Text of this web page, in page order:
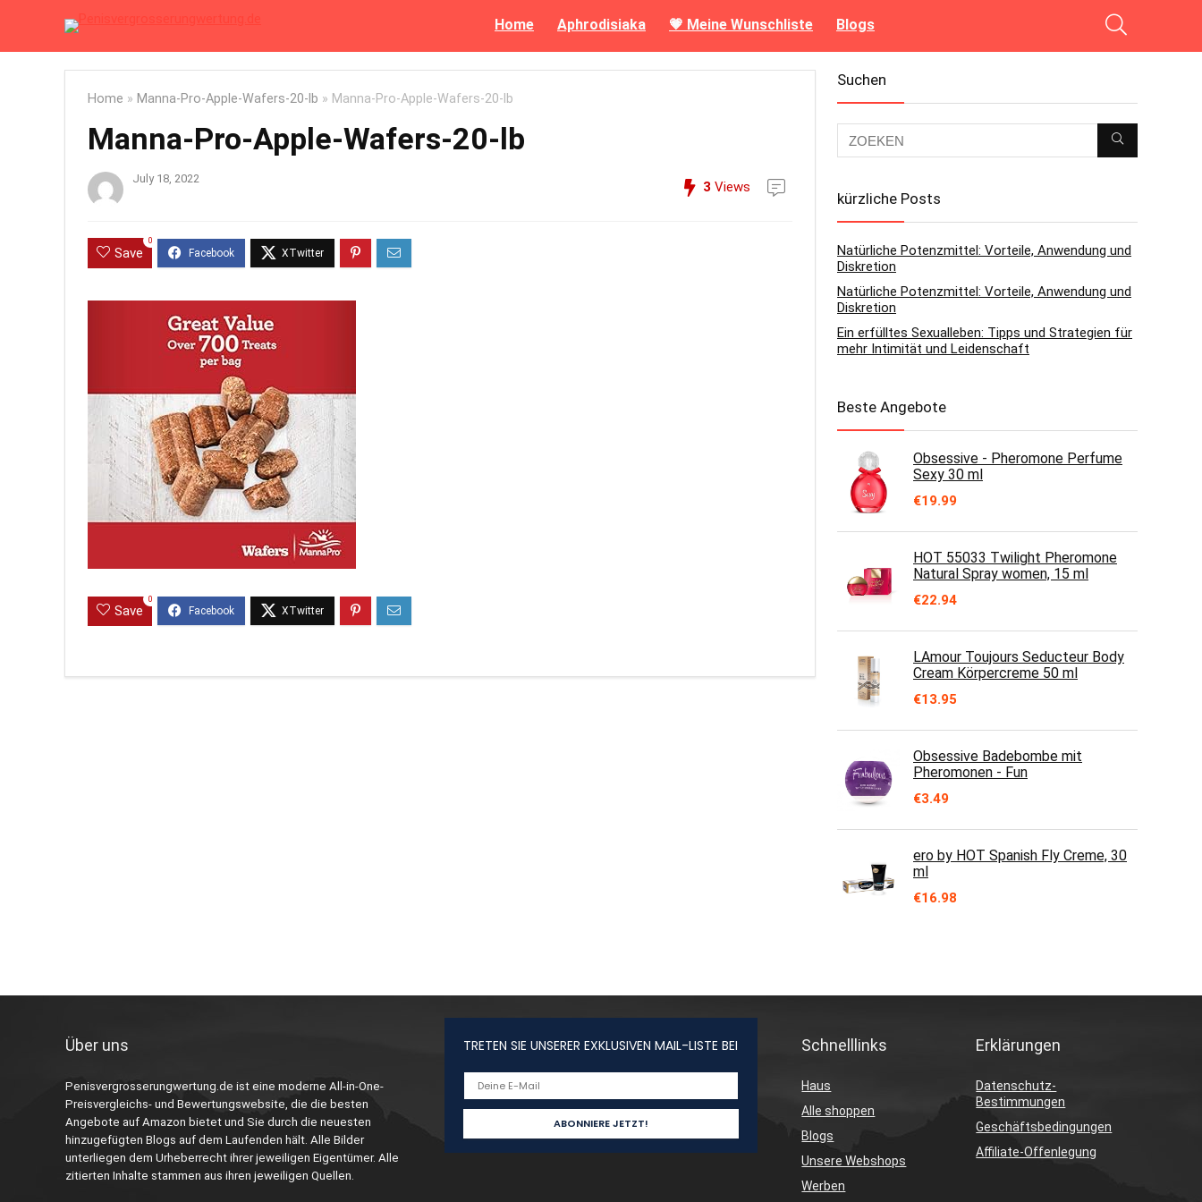
Home Aphrodisiaka 💗 Meine Wunschliste Blogs
Home » Manna-Pro-Apple-Wafers-20-lb » Manna-Pro-Apple-Wafers-20-lb
Manna-Pro-Apple-Wafers-20-lb
July 18, 2022
3 Views
Save
0
Save
0
Suchen
kürzliche Posts
Natürliche Potenzmittel: Vorteile, Anwendung und
Diskretion
Natürliche Potenzmittel: Vorteile, Anwendung und
Diskretion
Ein erfülltes Sexualleben: Tipps und Strategien für
mehr Intimität und Leidenschaft
Beste Angebote
Obsessive - Pheromone Perfume
Sexy 30 ml
€19.99
HOT 55033 Twilight Pheromone
Natural Spray women, 15 ml
€22.94
LAmour Toujours Seducteur Body
Cream Körpercreme 50 ml
€13.95
Obsessive Badebombe mit
Pheromonen - Fun
€3.49
ero by HOT Spanish Fly Creme, 30
ml
€16.98
Über uns
Penisvergrosserungwertung.de ist eine moderne All-in-One-
Preisvergleichs- und Bewertungswebsite, die die besten
Angebote auf Amazon bietet und Sie durch die neuesten
hinzugefügten Blogs auf dem Laufenden hält. Alle Bilder
unterliegen dem Urheberrecht ihrer jeweiligen Eigentümer. Alle
zitierten Inhalte stammen aus ihren jeweiligen Quellen.
TRETEN SIE UNSERER EXKLUSIVEN MAIL-LISTE BEI Schnelllinks
Haus
Alle shoppen
Blogs
Unsere Webshops
Werben
Erklärungen
Datenschutz-
Bestimmungen
Geschäftsbedingungen
Affiliate-Offenlegung